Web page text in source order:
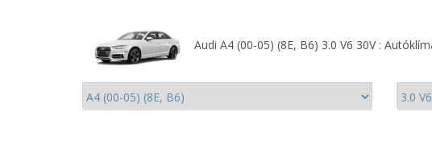
Audi A4 (00-05) (8E, B6) 3.0 V6 30V :